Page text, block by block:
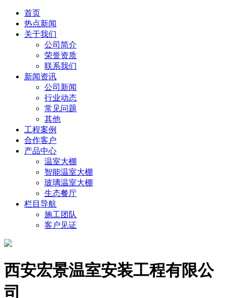
首页
热点新闻
关于我们
公司简介
荣誉资质
联系我们
新闻资讯
公司新闻
行业动态
常见问题
其他
工程案例
合作客户
产品中心
温室大棚
智能温室大棚
玻璃温室大棚
生态餐厅
栏目导航
施工团队
客户见证
西安宏景温室安装工程有限公
司